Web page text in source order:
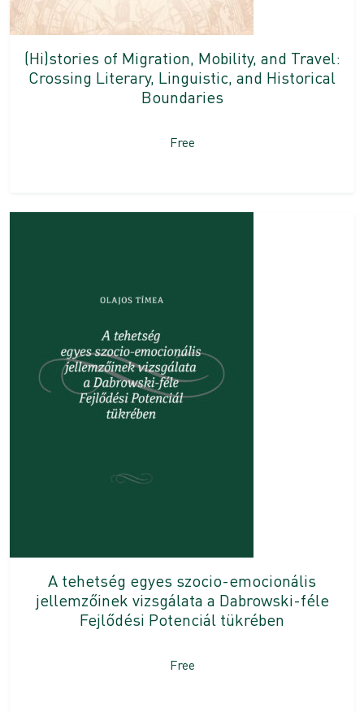
(Hi)stories of Migration, Mobility, and Travel:
Crossing Literary, Linguistic, and Historical
Boundaries
Free
A tehetség egyes szocio-emocionális
jellemzőinek vizsgálata a Dabrowski-féle
Fejlődési Potenciál tükrében
Free